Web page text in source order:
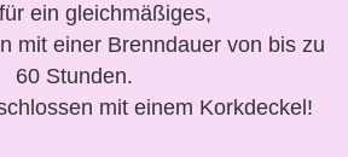
ein gleichmäßiges,
mit einer Brenndauer von bis zu
60 Stunden.
mit einem Korkdeckel!